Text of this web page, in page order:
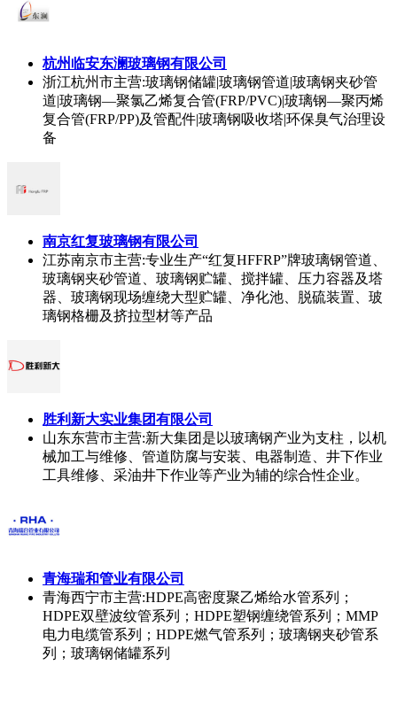
杭州临安东澜玻璃钢有限公司
浙江杭州市主营:玻璃钢储罐|玻璃钢管道|玻璃钢夹砂管
道|玻璃钢—聚氯乙烯复合管(FRP/PVC)|玻璃钢—聚丙烯
复合管(FRP/PP)及管配件|玻璃钢吸收塔|环保臭气治理设
备
南京红复玻璃钢有限公司
江苏南京市主营:专业生产“红复HFFRP”牌玻璃钢管道、
玻璃钢夹砂管道、玻璃钢贮罐、搅拌罐、压力容器及塔
器、玻璃钢现场缠绕大型贮罐、净化池、脱硫装置、玻
璃钢格栅及挤拉型材等产品
胜利新大实业集团有限公司
山东东营市主营:新大集团是以玻璃钢产业为支柱，以机
械加工与维修、管道防腐与安装、电器制造、井下作业
工具维修、采油井下作业等产业为辅的综合性企业。
青海瑞和管业有限公司
青海西宁市主营:HDPE高密度聚乙烯给水管系列；
HDPE双壁波纹管系列；HDPE塑钢缠绕管系列；MMP
电力电缆管系列；HDPE燃气管系列；玻璃钢夹砂管系
列；玻璃钢储罐系列